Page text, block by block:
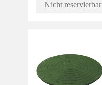
Nicht reservierbar